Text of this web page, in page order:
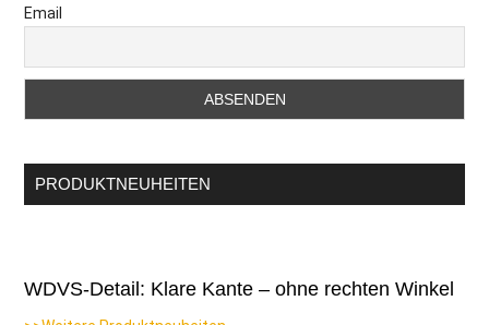
Email
PRODUKTNEUHEITEN
WDVS-Detail: Klare Kante – ohne rechten Winkel